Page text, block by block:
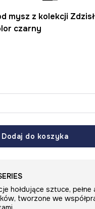
mysz z kolekcji
czarny
Dodaj do koszyka
hołdujące sztuce, pełne
tworzone we